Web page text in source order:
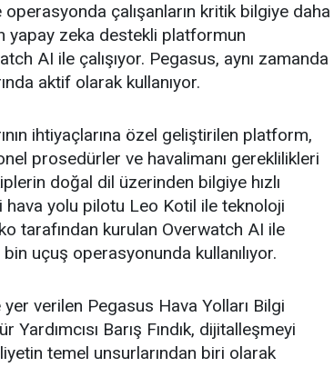
çalışanların kritik bilgiye daha
yapay zeka destekli platformun
AI ile çalışıyor. Pegasus, aynı zamanda
aktif olarak kullanıyor.
ihtiyaçlarına özel geliştirilen platform,
prosedürler ve havalimanı gereklilikleri
doğal dil üzerinden bilgiye hızlı
hava yolu pilotu Leo Kotil ile teknoloji
tarafından kurulan Overwatch AI ile
uçuş operasyonunda kullanılıyor.
verilen Pegasus Hava Yolları Bilgi
Barış Fındık, dijitalleşmeyi
temel unsurlarından biri olarak